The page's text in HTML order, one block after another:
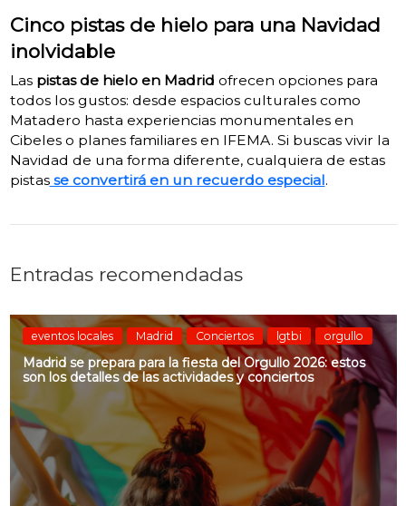
Cinco pistas de hielo para una Navidad
inolvidable
Las pistas de hielo en Madrid ofrecen opciones para
todos los gustos: desde espacios culturales como
Matadero hasta experiencias monumentales en
Cibeles o planes familiares en IFEMA. Si buscas vivir la
Navidad de una forma diferente, cualquiera de estas
pistasse convertirá en un recuerdo especial.
Entradas recomendadas
eventos locales Madrid Conciertos lgtbi orgullo
Madrid se prepara para la fiesta del Orgullo 2026: estos
son los detalles de las actividades y conciertos